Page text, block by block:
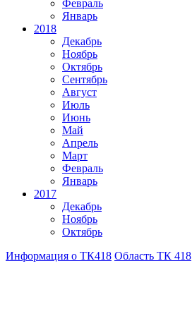
Февраль
Январь
2018
Декабрь
Ноябрь
Октябрь
Сентябрь
Август
Июль
Июнь
Май
Апрель
Март
Февраль
Январь
2017
Декабрь
Ноябрь
Октябрь
Информация о ТК418 Область ТК 418